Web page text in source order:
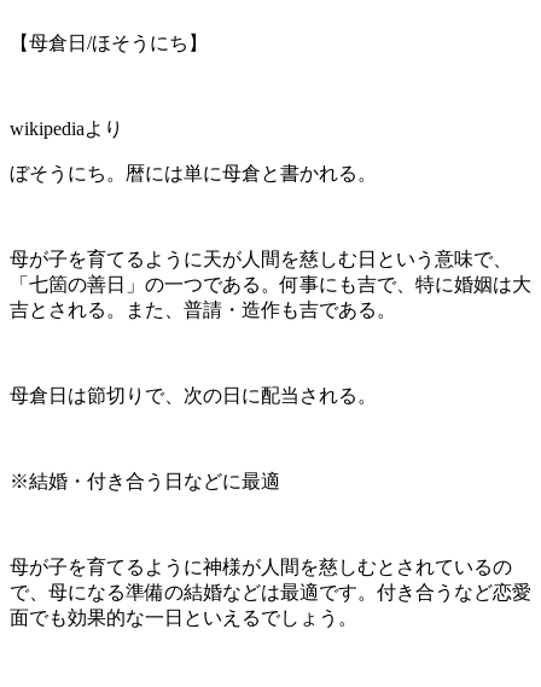
【母倉日/ほそうにち】
wikipediaより
ぼそうにち。暦には単に母倉と書かれる。
母が子を育てるように天が人間を慈しむ日という意味で、
「七箇の善日」の一つである。何事にも吉で、特に婚姻は大
吉とされる。また、普請・造作も吉である。
母倉日は節切りで、次の日に配当される。
※結婚・付き合う日などに最適
母が子を育てるように神様が人間を慈しむとされているの
で、母になる準備の結婚などは最適です。付き合うなど恋愛
面でも効果的な一日といえるでしょう。